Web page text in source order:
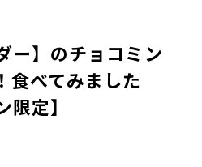
ー】のチョコミン
食べてみました
限定】